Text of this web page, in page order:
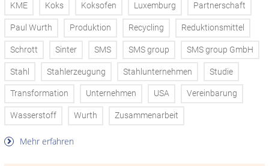
KME Koks Koksofen Luxemburg Partnerschaft
Paul Wurth Produktion Recycling Reduktionsmittel
Schrott Sinter SMS SMS group SMS group GmbH
Stahl Stahlerzeugung Stahlunternehmen Studie
Transformation Unternehmen USA Vereinbarung
Wasserstoff Wurth Zusammenarbeit
Mehr erfahren